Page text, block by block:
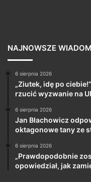
NAJNOWSZE
6 sierpnia 2026
„Ziutek, idę po
rzucić wyzwanie na
6 sierpnia 2026
Jan Błachowicz
oktagonowe tany ze
6 sierpnia 2026
„Prawdopodobnie
opowiedział, jak